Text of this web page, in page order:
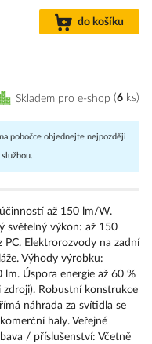
do košíku
Skladem pro e-shop 6 ks
pobočce objednejte nejpozději
až 150 lm/W.
světelný výkon: až 150
Elektrorozvody na zadní
Výhody výrobku:
Úspora energie až 60 %
Robustní konstrukce
náhrada za svítidla se
haly. Veřejné
/ příslušenství: Včetně